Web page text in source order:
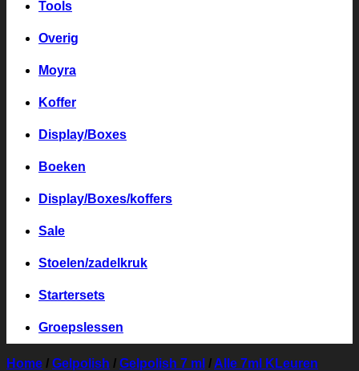
Tools
Overig
Moyra
Koffer
Display/Boxes
Boeken
Display/Boxes/koffers
Sale
Stoelen/zadelkruk
Startersets
Groepslessen
Home / Gelpolish / Gelpolish 7 ml / Alle 7ml KLeuren